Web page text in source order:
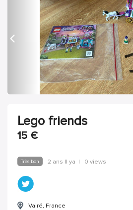
Lego friends
15 €
Très bon 2 ans Il ya | 0 views
Vairé, France